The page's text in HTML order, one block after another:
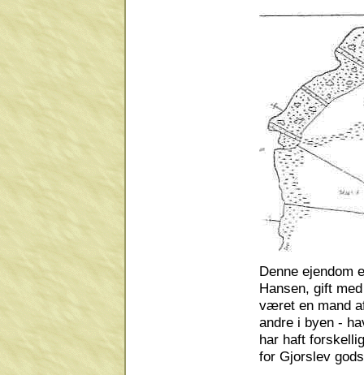
Denne ejendom
Hansen, gift
været en mand
andre i byen -
har haft
for Gjorslev